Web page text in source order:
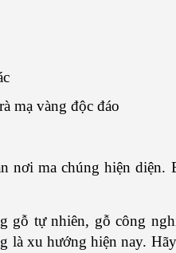
mạ vàng độc đáo
ma chúng hiện diện.
gỗ tự nhiên, gỗ công
là xu hướng hiện nay.